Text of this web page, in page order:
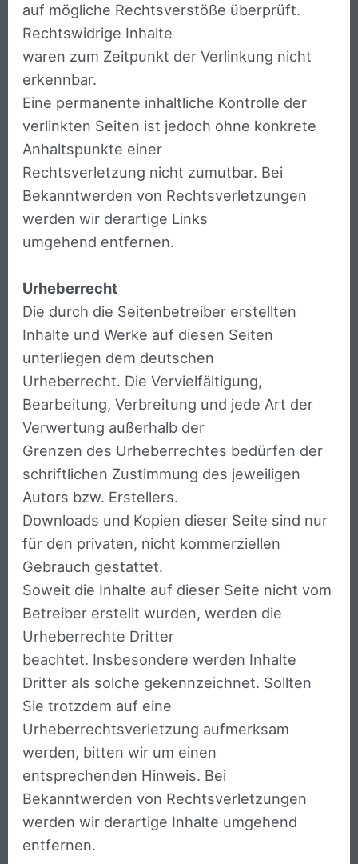
auf mögliche Rechtsverstöße überprüft.
Rechtswidrige Inhalte
waren zum Zeitpunkt der Verlinkung nicht
erkennbar.
Eine permanente inhaltliche Kontrolle der
verlinkten Seiten ist jedoch ohne konkrete
Anhaltspunkte einer
Rechtsverletzung nicht zumutbar. Bei
Bekanntwerden von Rechtsverletzungen
werden wir derartige Links
umgehend entfernen.
Urheberrecht
Die durch die Seitenbetreiber erstellten
Inhalte und Werke auf diesen Seiten
unterliegen dem deutschen
Urheberrecht. Die Vervielfältigung,
Bearbeitung, Verbreitung und jede Art der
Verwertung außerhalb der
Grenzen des Urheberrechtes bedürfen der
schriftlichen Zustimmung des jeweiligen
Autors bzw. Erstellers.
Downloads und Kopien dieser Seite sind nur
für den privaten, nicht kommerziellen
Gebrauch gestattet.
Soweit die Inhalte auf dieser Seite nicht vom
Betreiber erstellt wurden, werden die
Urheberrechte Dritter
beachtet. Insbesondere werden Inhalte
Dritter als solche gekennzeichnet. Sollten
Sie trotzdem auf eine
Urheberrechtsverletzung aufmerksam
werden, bitten wir um einen
entsprechenden Hinweis. Bei
Bekanntwerden von Rechtsverletzungen
werden wir derartige Inhalte umgehend
entfernen.